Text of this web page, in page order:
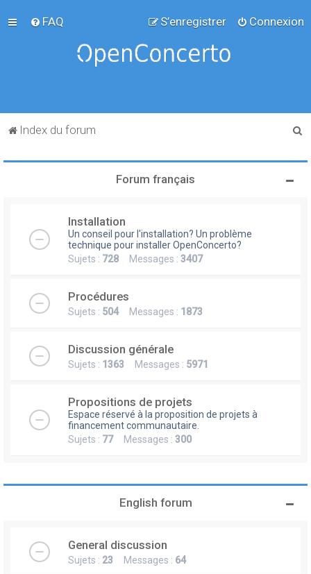
FAQ Connexion
S’enregistrer
Index du forum
Forum français
Installation
Un conseil pour l'installation? Un problème
technique pour installer OpenConcerto?
Sujets : 728 Messages : 3407
Procédures
Sujets : 504Messages : 1873
Discussion générale
Sujets : 1363 Messages : 5971
Propositions de projets
Espace réservé à la proposition de projets à
financement communautaire.
Sujets : 77Messages : 300
English forum
General discussion
Sujets : 23 Messages : 64